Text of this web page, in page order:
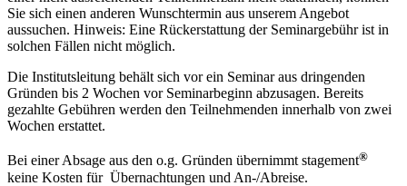
Sie sich einen anderen Wunschtermin aus unserem Angebot
aussuchen. Hinweis: Eine Rückerstattung der Seminargebühr ist in
solchen Fällen nicht möglich.
Die Institutsleitung behält sich vor ein Seminar aus dringenden
Gründen bis 2 Wochen vor Seminarbeginn abzusagen. Bereits
gezahlte Gebühren werden den Teilnehmenden innerhalb von zwei
Wochen erstattet.
Bei einer Absage aus den o.g. Gründen übernimmt stagement®
keine Kosten für Übernachtungen und An-/Abreise.